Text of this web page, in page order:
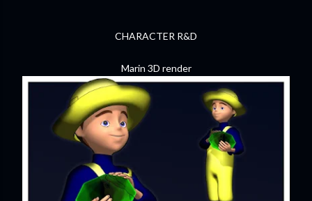
CHARACTER R&D
Marin 3D render